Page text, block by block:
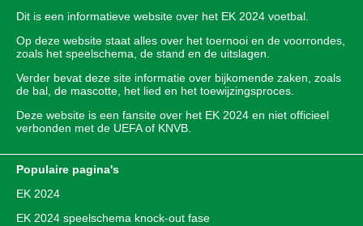
Dit is een informatieve website over het EK 2024 voetbal.
Op deze website staat alles over het toernooi en de voorrondes,
zoals het speelschema, de stand en de uitslagen.
Verder bevat deze site informatie over bijkomende zaken, zoals
de bal, de mascotte, het lied en het toewijzingsproces.
Deze website is een fansite over het EK 2024 en niet officieel
verbonden met de UEFA of KNVB.
Populaire pagina's
EK 2024
EK 2024 speelschema knock-out fase